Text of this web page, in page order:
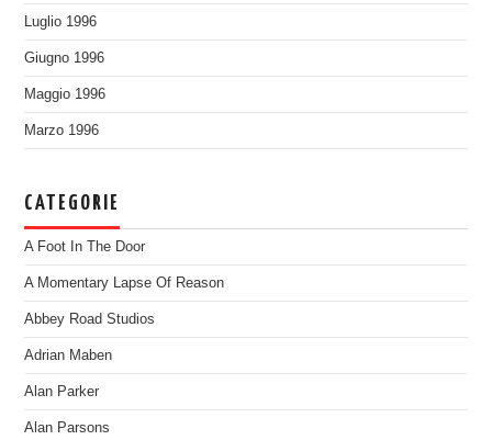
Luglio 1996
Giugno 1996
Maggio 1996
Marzo 1996
CATEGORIE
A Foot In The Door
A Momentary Lapse Of Reason
Abbey Road Studios
Adrian Maben
Alan Parker
Alan Parsons